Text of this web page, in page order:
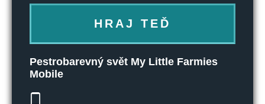
HRAJ TEĎ
Pestrobarevný svět My Little Farmies
Mobile